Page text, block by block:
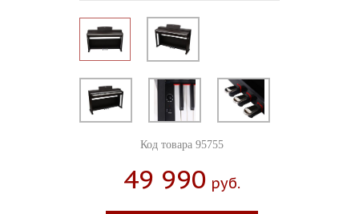
Код товара 95755
49 990 Руб.